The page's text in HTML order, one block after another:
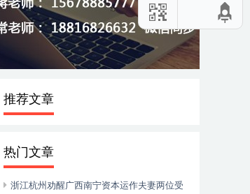
推荐文章
热门文章
浙江杭州劝醒广西南宁资本运作夫妻两位受